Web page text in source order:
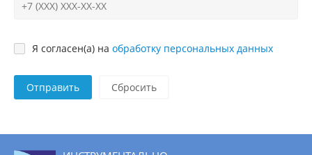
Я согласен(а) на обработку персональных данных
Отправить